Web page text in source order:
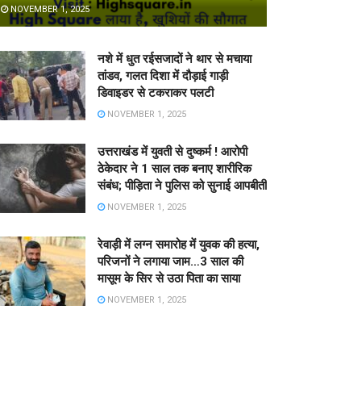
NOVEMBER 1, 2025
नशे में धुत रईसजादों ने थार से मचाया
तांडव, गलत दिशा में दौड़ाई गाड़ी
डिवाइडर से टकराकर पलटी
NOVEMBER 1, 2025
उत्तराखंड में युवती से दुष्कर्म ! आरोपी
ठेकेदार ने 1 साल तक बनाए शारीरिक
संबंध; पीड़िता ने पुलिस को सुनाई आपबीती
NOVEMBER 1, 2025
रेवाड़ी में लग्न समारोह में युवक की हत्या,
परिजनों ने लगाया जाम…3 साल की
मासूम के सिर से उठा पिता का साया
NOVEMBER 1, 2025